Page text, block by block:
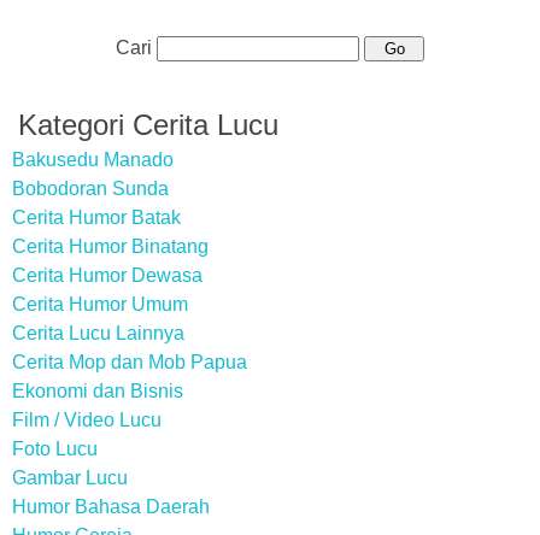
Cari
Kategori Cerita Lucu
Bakusedu Manado
Bobodoran Sunda
Cerita Humor Batak
Cerita Humor Binatang
Cerita Humor Dewasa
Cerita Humor Umum
Cerita Lucu Lainnya
Cerita Mop dan Mob Papua
Ekonomi dan Bisnis
Film / Video Lucu
Foto Lucu
Gambar Lucu
Humor Bahasa Daerah